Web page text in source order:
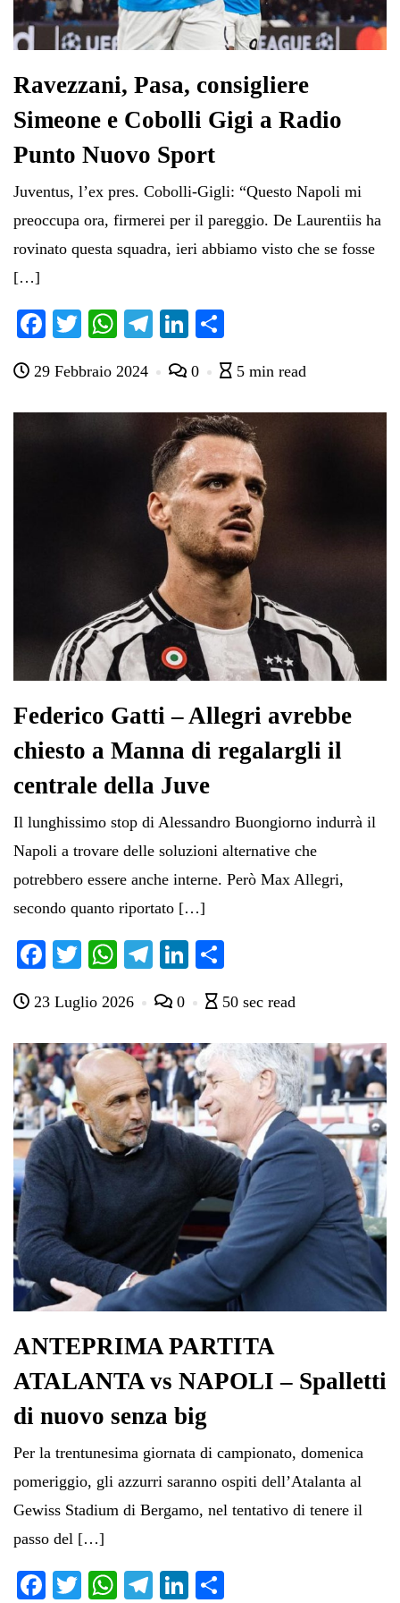
Ravezzani, Pasa, consigliere
Simeone e Cobolli Gigi a Radio
Punto Nuovo Sport
Juventus, l’ex pres. Cobolli-Gigli: “Questo Napoli mi
preoccupa ora, firmerei per il pareggio. De Laurentiis ha
rovinato questa squadra, ieri abbiamo visto che se fosse
[…]
Fa
bo
ok
T
tte
r
W
ts
A
pp
Te
gr
a
m
Li
ed
In
di
vi
di
29 Febbraio 2024 0 5 min read
Federico Gatti – Allegri avrebbe
chiesto a Manna di regalargli il
centrale della Juve
Il lunghissimo stop di Alessandro Buongiorno indurrà il
Napoli a trovare delle soluzioni alternative che
potrebbero essere anche interne. Però Max Allegri,
secondo quanto riportato […]
Fa
bo
ok
T
tte
r
W
ts
A
pp
Te
gr
a
m
Li
ed
In
di
vi
di
23 Luglio 2026 0 50 sec read
ANTEPRIMA PARTITA
ATALANTA vs NAPOLI – Spalletti
di nuovo senza big
Per la trentunesima giornata di campionato, domenica
pomeriggio, gli azzurri saranno ospiti dell’Atalanta al
Gewiss Stadium di Bergamo, nel tentativo di tenere il
passo del […]
Fa T
W
Te
Li